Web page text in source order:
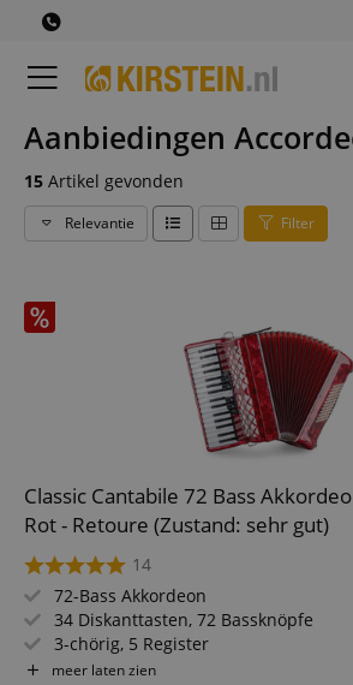
Aanbiedingen
15 Artikel gevonden
Relevantie Filter
Classic Cantabile 72 Bass
Rot - Retoure (Zustand: sehr gut)
14
72-Bass Akkordeon
34 Diskanttasten, 72 Bassknöpfe
3-chörig, 5 Register
Inkl. Tasche und Tragegurte
meer laten zien